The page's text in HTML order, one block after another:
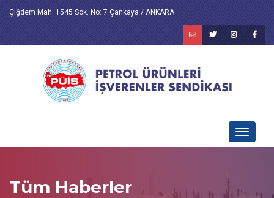
Çiğdem Mah. 1545 Sok. No: 7 Çankaya / ANKARA
Toggle
Tüm Haberler